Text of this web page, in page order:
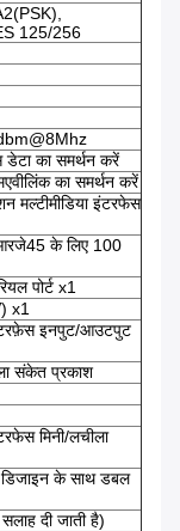
125/256
डेटा का समर्थन करें
का समर्थन करें
मल्टीमीडिया इंटरफेस
के लिए 100
पोर्ट x1
x1
इंटरफ़ेस इनपुट/आउटपुट
संकेत प्रकाश
मिनी/लचीला
डिजाइन के साथ डबल
दी जाती है)